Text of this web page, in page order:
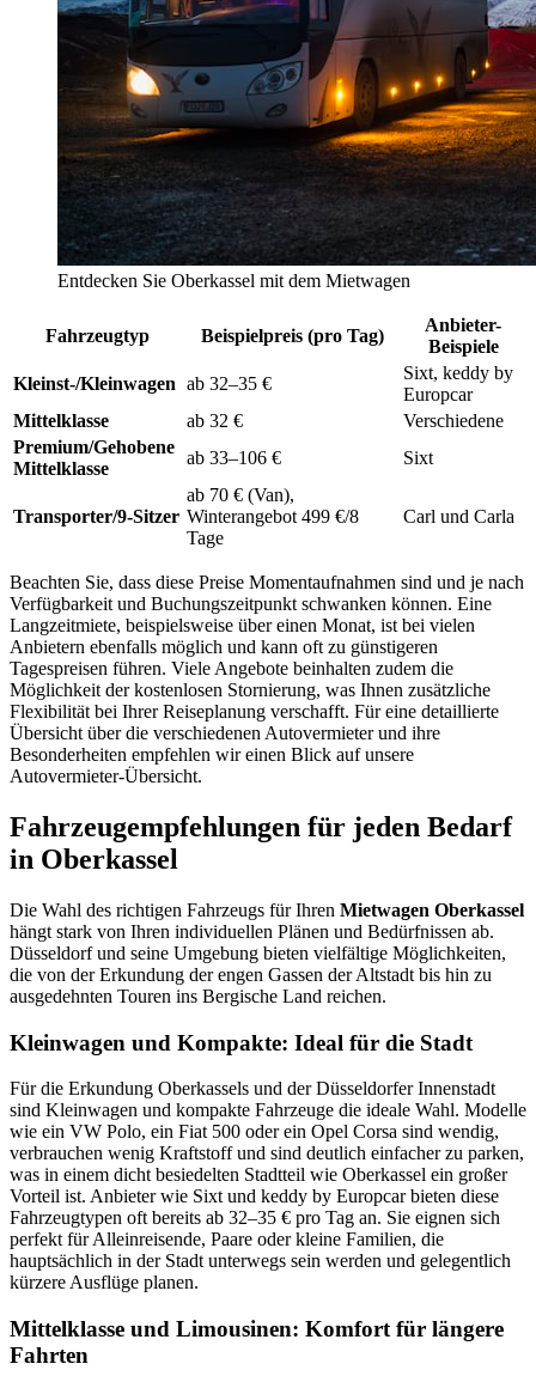
Entdecken Sie Oberkassel mit dem Mietwagen
Fahrzeugtyp Beispielpreis (pro Tag)
Anbieter-
Beispiele
Kleinst-/Kleinwagen ab 32–35 €
Sixt, keddy by
Europcar
Mittelklasse
ab 32 €
Verschiedene
Premium/Gehobene
Mittelklasse
ab 33–106 € Sixt
Transporter/9-Sitzer
ab 70 € (Van),
Winterangebot 499 €/8
Tage
Carl und Carla
Beachten Sie, dass diese Preise Momentaufnahmen sind und je nach
Verfügbarkeit und Buchungszeitpunkt schwanken können. Eine
Langzeitmiete, beispielsweise über einen Monat, ist bei vielen
Anbietern ebenfalls möglich und kann oft zu günstigeren
Tagespreisen führen. Viele Angebote beinhalten zudem die
Möglichkeit der kostenlosen Stornierung, was Ihnen zusätzliche
Flexibilität bei Ihrer Reiseplanung verschafft. Für eine detaillierte
Übersicht über die verschiedenen Autovermieter und ihre
Besonderheiten empfehlen wir einen Blick auf unsere
Autovermieter-Übersicht.
Fahrzeugempfehlungen für jeden Bedarf
in Oberkassel
Die Wahl des richtigen Fahrzeugs für Ihren Mietwagen Oberkassel
hängt stark von Ihren individuellen Plänen und Bedürfnissen ab.
Düsseldorf und seine Umgebung bieten vielfältige Möglichkeiten,
die von der Erkundung der engen Gassen der Altstadt bis hin zu
ausgedehnten Touren ins Bergische Land reichen.
Kleinwagen und Kompakte: Ideal für die Stadt
Für die Erkundung Oberkassels und der Düsseldorfer Innenstadt
sind Kleinwagen und kompakte Fahrzeuge die ideale Wahl. Modelle
wie ein VW Polo, ein Fiat 500 oder ein Opel Corsa sind wendig,
verbrauchen wenig Kraftstoff und sind deutlich einfacher zu parken,
was in einem dicht besiedelten Stadtteil wie Oberkassel ein großer
Vorteil ist. Anbieter wie Sixt und keddy by Europcar bieten diese
Fahrzeugtypen oft bereits ab 32–35 € pro Tag an. Sie eignen sich
perfekt für Alleinreisende, Paare oder kleine Familien, die
hauptsächlich in der Stadt unterwegs sein werden und gelegentlich
kürzere Ausflüge planen.
Mittelklasse und Limousinen: Komfort für längere
Fahrten